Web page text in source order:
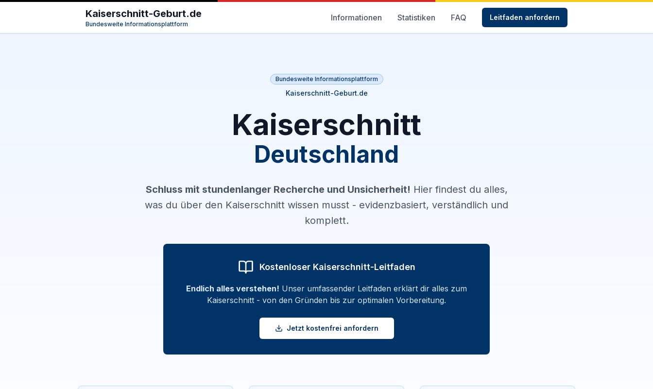
Kaiserschnitt-Geburt.de
Bundesweite Informationsplattform
Informationen Statistiken FAQ Leitfaden anfordern
Bundesweite Informationsplattform
Kaiserschnitt-Geburt.de
Kaiserschnitt
Deutschland
Schluss mit stundenlanger Recherche und Unsicherheit! Hier findest du alles,
was du über den Kaiserschnitt wissen musst - evidenzbasiert, verständlich und
komplett.
Kostenloser Kaiserschnitt-Leitfaden
Endlich alles verstehen! Unser umfassender Leitfaden erklärt dir alles zum
Kaiserschnitt - von den Gründen bis zur optimalen Vorbereitung.
Jetzt kostenfrei anfordern